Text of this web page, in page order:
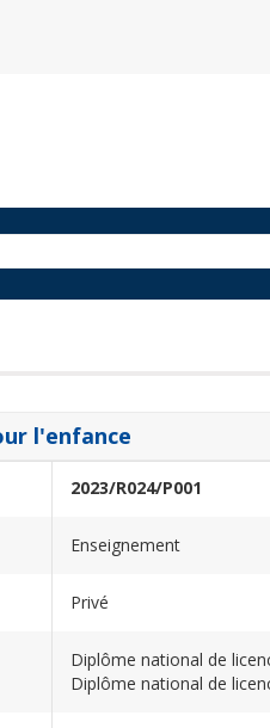
l'enfance
2023/R024/P001
Enseignement
Privé
Diplôme national de
Diplôme national de